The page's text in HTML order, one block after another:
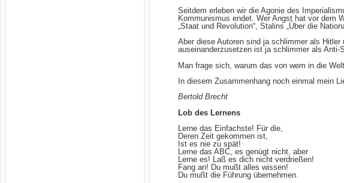
Seitdem erleben wir die Agonie des
Kommunismus endet. Wer Angst hat vor dem
„Staat und Revolution“, Stalins „Über die
Aber diese Autoren sind ja schlimmer als
auseinanderzusetzen ist ja schlimmer als Anti-
Man frage sich, warum das von wem in die
In diesem Zusammenhang noch einmal mein
Bertold Brecht
Lob des Lernens
Lerne das Einfachste! Für die,
Deren Zeit gekommen ist,
Ist es nie zu spät!
Lerne das ABC, es genügt nicht, aber
Lerne es! Laß es dich nicht verdrießen!
Fang an! Du mußt alles wissen!
Du mußt die Führung übernehmen.